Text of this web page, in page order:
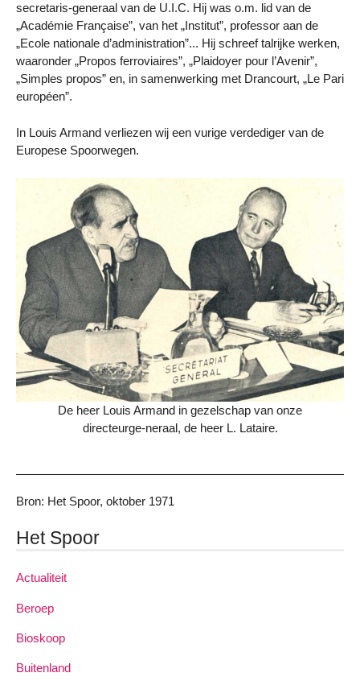
secretaris-generaal van de U.I.C. Hij was o.m. lid van de
„Académie Française”, van het „Institut”, professor aan de
„Ecole nationale d’administration”... Hij schreef talrijke werken,
waaronder „Propos ferroviaires”, „Plaidoyer pour l’Avenir”,
„Simples propos” en, in samenwerking met Drancourt, „Le Pari
européen”.
In Louis Armand verliezen wij een vurige verdediger van de
Europese Spoorwegen.
De heer Louis Armand in gezelschap van onze
directeurge-neraal, de heer L. Lataire.
Bron: Het Spoor, oktober 1971
Het Spoor
Actualiteit
Beroep
Bioskoop
Buitenland